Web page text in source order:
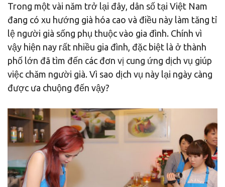
Trong một vài năm trở lại đây, dân số tại Việt Nam
đang có xu hướng già hóa cao và điều này làm tăng tỉ
lệ người già sống phụ thuộc vào gia đình. Chính vì
vậy hiện nay rất nhiều gia đình, đặc biệt là ở thành
phố lớn đã tìm đến các đơn vị cung ứng dịch vụ giúp
việc chăm người già. Vì sao dịch vụ này lại ngày càng
được ưa chuộng đến vậy?